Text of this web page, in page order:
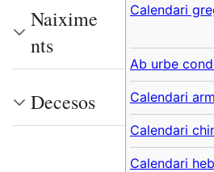
Calendari
Ab urbe
Calendari
Calendari
Calendari
Naixime
nts
Decesos